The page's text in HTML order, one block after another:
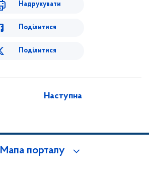
Надрукувати
Поділитися
Поділитися
Наступна
Мапа порталу